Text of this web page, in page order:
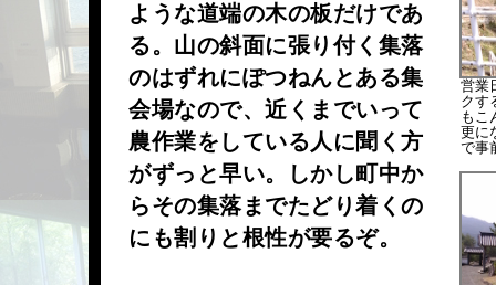
ような道端の木の板だけであ
る。山の斜面に張り付く集落
のはずれにぽつねんとある集
会場なので、近くまでいって
農作業をしている人に聞く方
がずっと早い。しかし町中か
らその集落までたどり着くの
にも割りと根性が要るぞ。
営業
クす
もこ
更に
で事